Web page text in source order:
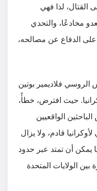
القتال، لذا فهي
مخادعًا، والتحدي
على الدفاع عن مصالحه،
فلاديمير بوتين
حيث افترض، خطأً،
الواقعيين
قادم، ولا يزال
يمكن أن تمتد عبر حدود
بين الولايات المتحدة